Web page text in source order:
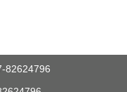
82624796